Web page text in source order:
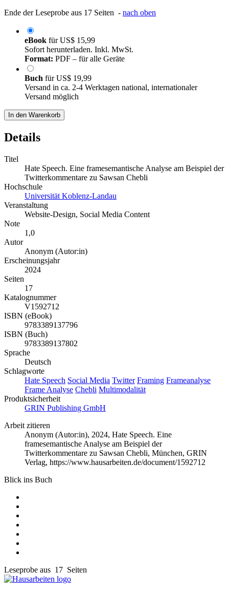
Ende der Leseprobe aus 17 Seiten - nach oben
eBook fürUS$ 15,99
Sofort herunterladen. Inkl. MwSt.
Format: PDF – für alle Geräte
Buch fürUS$ 19,99
Versand in ca. 2-4 Werktagen national, internationaler
Versand möglich
In den Warenkorb
Details
Titel
Hate Speech. Eine framesemantische Analyse am Beispiel der
Twitterkommentare zu Sawsan Chebli
Hochschule
Universität Koblenz-Landau
Veranstaltung
Website-Design, Social Media Content
Note
1,0
Autor
Anonym (Autor:in)
Erscheinungsjahr
2024
Seiten
17
Katalognummer
V1592712
ISBN (eBook)
9783389137796
ISBN (Buch)
9783389137802
Sprache
Deutsch
Schlagworte
Hate Speech Social Media Twitter Framing Frameanalyse
Frame Analyse Chebli Multimodalität
Produktsicherheit
GRIN Publishing GmbH
Arbeit zitieren
Anonym (Autor:in), 2024, Hate Speech. Eine
framesemantische Analyse am Beispiel der
Twitterkommentare zu Sawsan Chebli, München, GRIN
Verlag, https://www.hausarbeiten.de/document/1592712
Blick ins Buch
Leseprobe aus 17 Seiten